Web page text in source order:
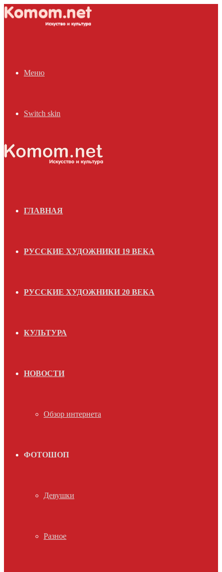
Меню
Switch skin
ГЛАВНАЯ
РУССКИЕ ХУДОЖНИКИ 19 ВЕКА
РУССКИЕ ХУДОЖНИКИ 20 ВЕКА
КУЛЬТУРА
НОВОСТИ
Обзор интернета
ФОТОШОП
Девушки
Разное